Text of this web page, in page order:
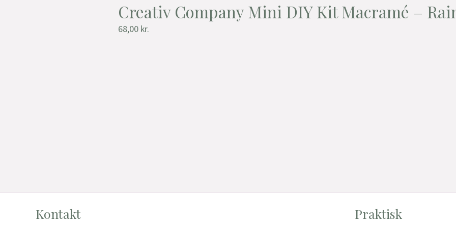
Creativ Company Mini DIY Kit Macramé –
68,00 kr.
Kontakt Praktisk